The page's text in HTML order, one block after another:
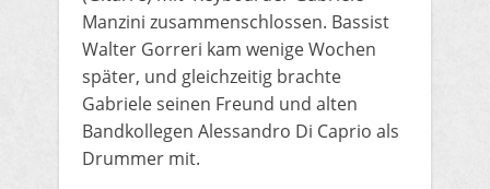
Manzini zusammenschlossen. Bassist
Walter Gorreri kam wenige Wochen
später, und gleichzeitig brachte
Gabriele seinen Freund und alten
Bandkollegen Alessandro Di Caprio als
Drummer mit.